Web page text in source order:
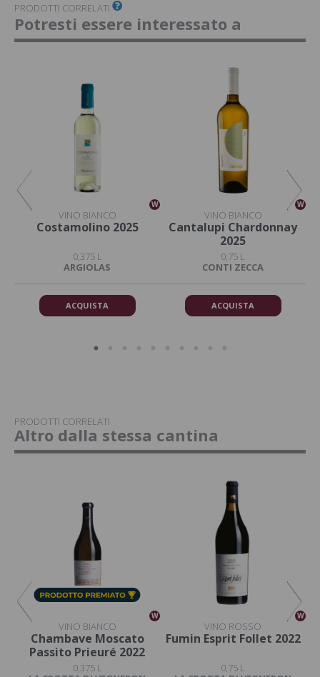
PRODOTTI CORRELATI
Potresti essere interessato a
W
VINO BIANCO
Costamolino 2025
0,375 L
ARGIOLAS
ACQUISTA
W
VINO BIANCO
Cantalupi Chardonnay
2025
0,75 L
CONTI ZECCA
ACQUISTA
PRODOTTI CORRELATI
Altro dalla stessa cantina
W
VINO BIANCO
Chambave Moscato
Passito Prieuré 2022
0,375 L
W
VINO ROSSO
Fumin Esprit Follet 2022
0,75 L